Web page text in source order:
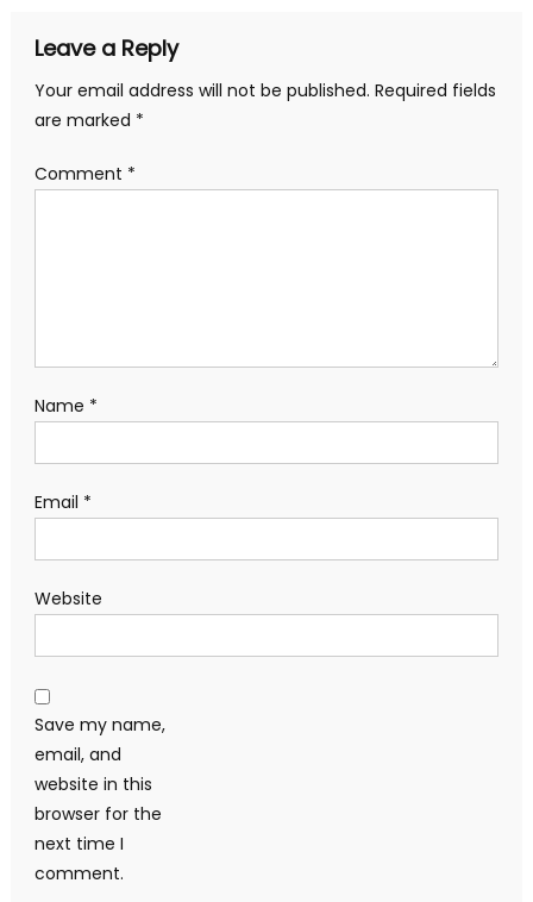
Leave a Reply
Your email address will not be published. Required fields
are marked *
Comment *
Name *
Email *
Website
Save my name,
email, and
website in this
browser for the
next time I
comment.